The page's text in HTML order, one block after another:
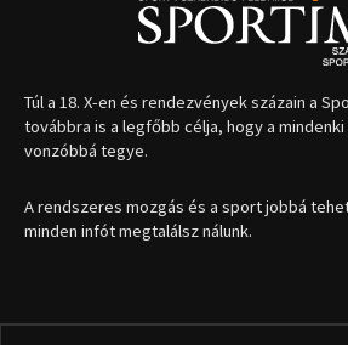
Túl a 18. X-en és rendezvények százain a
továbbra is a legfőbb célja, hogy a
vonzóbbá tegye.
A rendszeres mozgás és a sport jobbá
minden infót megtalálsz nálunk.